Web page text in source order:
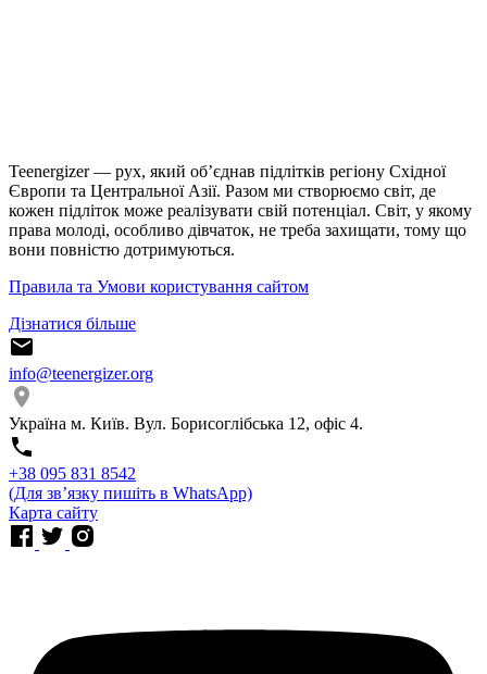
Teenergizer — рух, який об’єднав підлітків регіону Східної
Європи та Центральної Азії. Разом ми створюємо світ, де
кожен підліток може реалізувати свій потенціал. Світ, у якому
права молоді, особливо дівчаток, не треба захищати, тому що
вони повністю дотримуються.
Правила та Умови користування сайтом
Дізнатися більше
info@teenergizer.org
Україна м. Київ. Вул. Борисоглібська 12, офіс 4.
⁨+38 095 831 8542⁩
(Для звʼязку пишіть в WhatsApp)
Карта сайту